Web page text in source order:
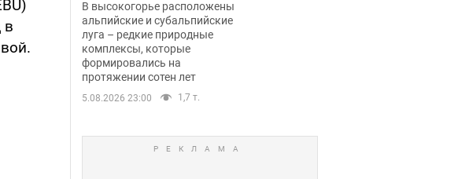
в
В высокогорье расположены
альпийские и субальпийские
луга – редкие природные
комплексы, которые
формировались на
протяжении сотен лет
5.08.2026 23:00 1,7 т.